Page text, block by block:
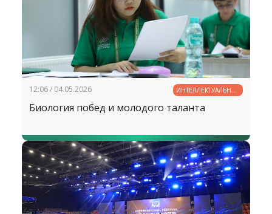
12:06 / 04.05.2026
ИНТЕЛЛЕКТУАЛЬНЫЙ
ПОТЕНЦИАЛ
УЗБЕКИСТАНА
Биология побед и молодого таланта